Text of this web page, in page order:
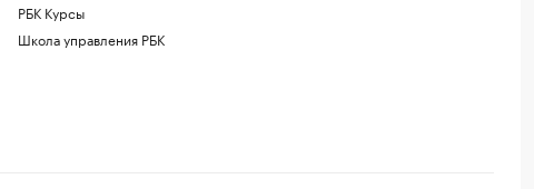
РБК Курсы
Школа управления РБК